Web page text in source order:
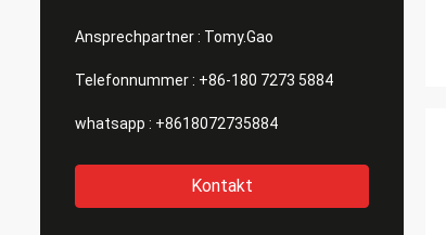
Ansprechpartner : Tomy.Gao
Telefonnummer : +86-180 7273 5884
whatsapp : +8618072735884
Kontakt